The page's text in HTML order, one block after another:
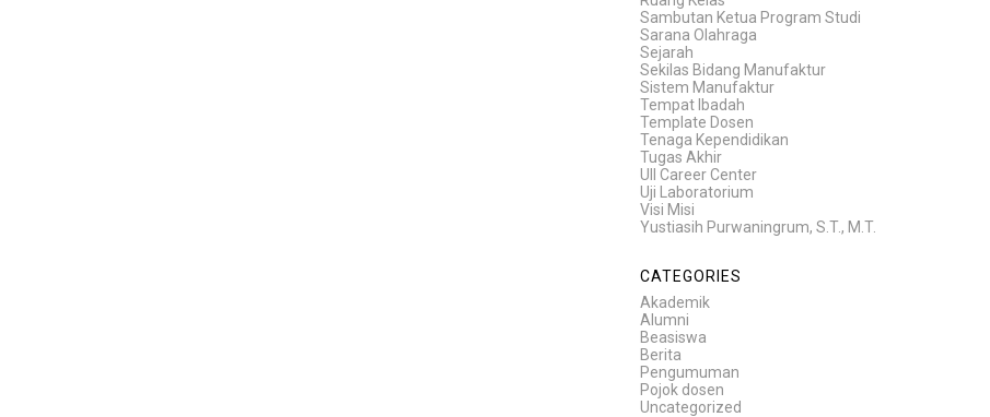
Sambutan Ketua Program Studi
Sarana Olahraga
Sejarah
Sekilas Bidang Manufaktur
Sistem Manufaktur
Tempat Ibadah
Template Dosen
Tenaga Kependidikan
Tugas Akhir
UII Career Center
Uji Laboratorium
Visi Misi
Yustiasih Purwaningrum, S.T., M.T.
CATEGORIES
Akademik
Alumni
Beasiswa
Berita
Pengumuman
Pojok dosen
Uncategorized